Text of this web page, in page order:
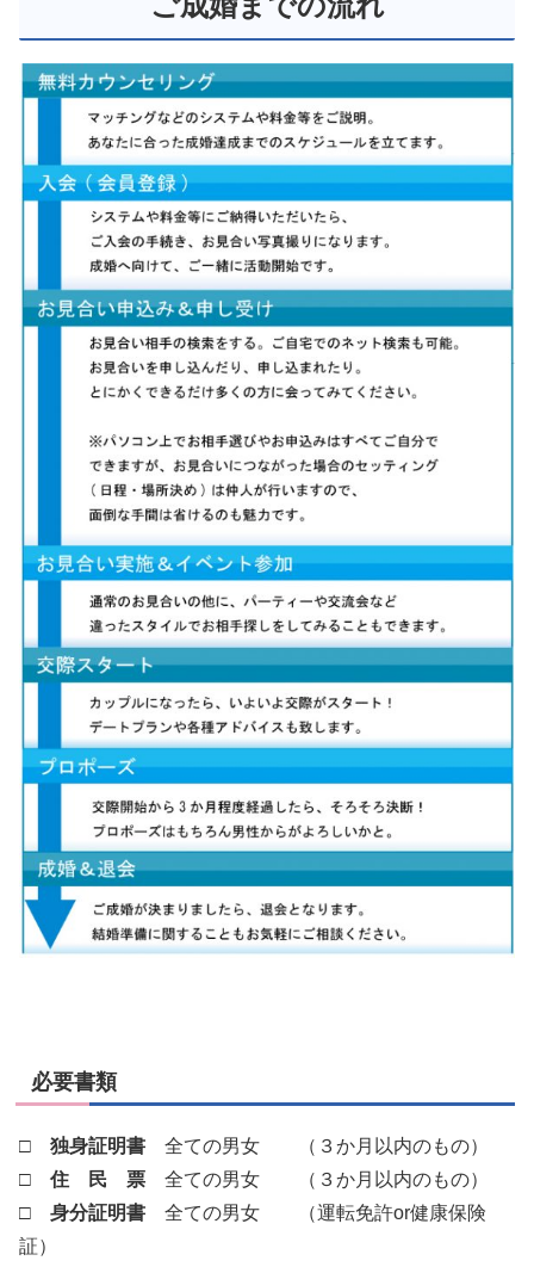
必要書類
□ 独身証明書 全ての男女 （３か月以内のもの）
□ 住 民 票 全ての男女 （３か月以内のもの）
□ 身分証明書 全ての男女 （運転免許or健康保険
証）